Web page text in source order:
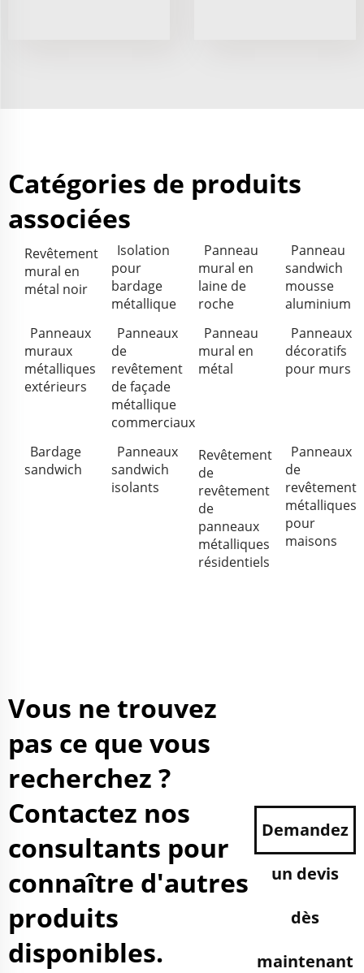
Catégories de produits
associées
Revêtement
mural en
métal noir
Isolation
pour
bardage
métallique
Panneau
mural en
laine de
roche
Panneau
sandwich
mousse
aluminium
Panneaux
muraux
métalliques
extérieurs
Panneaux
de
revêtement
de façade
métallique
commerciaux
Panneau
mural en
métal
Panneaux
décoratifs
pour murs
Bardage
sandwich
Panneaux
sandwich
isolants
Revêtement
de
revêtement
de
panneaux
métalliques
résidentiels
Panneaux
de
revêtement
métalliques
pour
maisons
Vous ne trouvez
pas ce que vous
recherchez ?
Contactez nos
consultants pour
connaître d'autres
produits
disponibles.
Demandez
un devis
dès
maintenant